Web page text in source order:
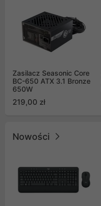
Zasilacz Seasonic Core
BC-650 ATX 3.1 Bronze
650W
219,00 zł
Nowości